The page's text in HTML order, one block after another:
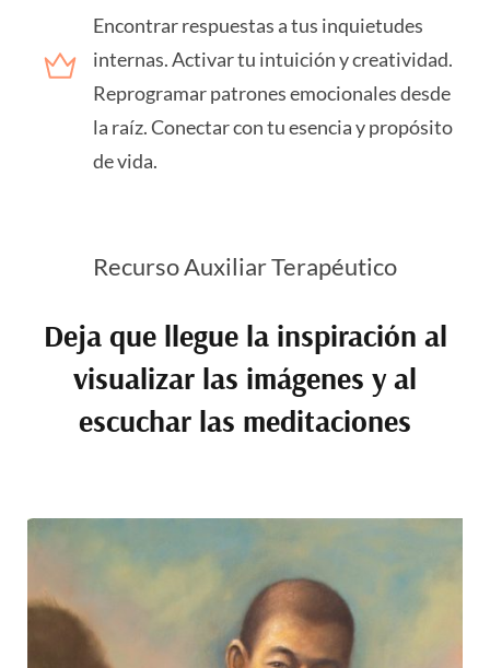
Encontrar respuestas a tus inquietudes
internas. Activar tu intuición y creatividad.
Reprogramar patrones emocionales desde
la raíz. Conectar con tu esencia y propósito
de vida.
Recurso Auxiliar Terapéutico
Deja que llegue la inspiración al
visualizar las imágenes y al
escuchar las meditaciones